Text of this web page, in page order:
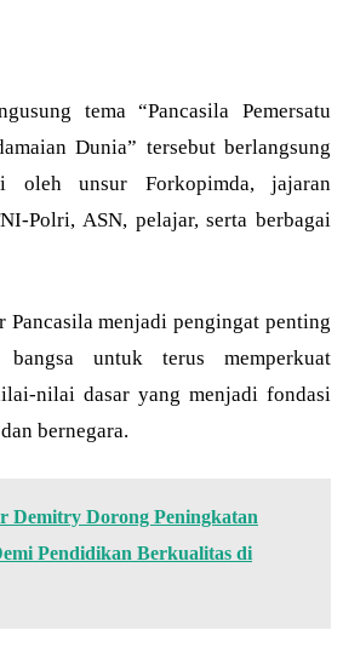
tema “Pancasila Pemersatu
Dunia” tersebut berlangsung
oleh unsur Forkopimda, jajaran
Polri, ASN, pelajar, serta berbagai
menjadi pengingat penting
untuk terus memperkuat
nilai dasar yang menjadi fondasi
bernegara.
Demitry Dorong Peningkatan
Pendidikan Berkualitas di